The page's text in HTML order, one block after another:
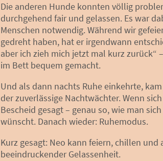
Die anderen Hunde konnten völlig
durchgehend fair und gelassen. Es war
Menschen notwendig. Während wir
gedreht haben, hat er irgendwann
aber ich zieh mich jetzt mal kurz zurück“
im Bett bequem gemacht.
Und als dann nachts Ruhe einkehrte,
der zuverlässige Nachtwächter. Wenn
Bescheid gesagt – genau so, wie man
wünscht. Danach wieder: Ruhemodus.
Kurz gesagt: Neo kann feiern, chillen
beeindruckender Gelassenheit.